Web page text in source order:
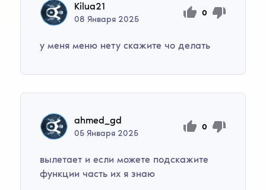
Kilua21
08Января 2025
0
у меня меню нету скажите чо делать
ahmed_gd
05Января 2025
0
вылетает и если можете подскажите
функции часть их я знаю